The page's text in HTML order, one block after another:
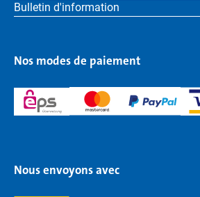
Bulletin d'information
Nos modes de paiement
Nous envoyons avec